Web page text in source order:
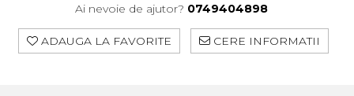
Ai nevoie de ajutor? 0749404898
ADAUGA LA FAVORITE CERE INFORMATII